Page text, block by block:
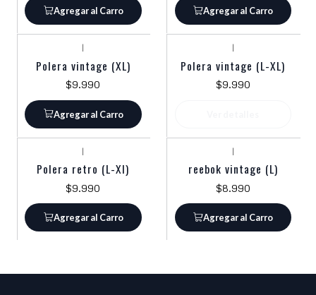
Agregar al Carro Agregar al Carro
|
Polera vintage (XL)
$9.990
Agregar al Carro
|
Polera vintage (L-XL)
$9.990
|
Polera retro (L-Xl)
$9.990
Agregar al Carro
|
reebok vintage (L)
$8.990
Agregar al Carro